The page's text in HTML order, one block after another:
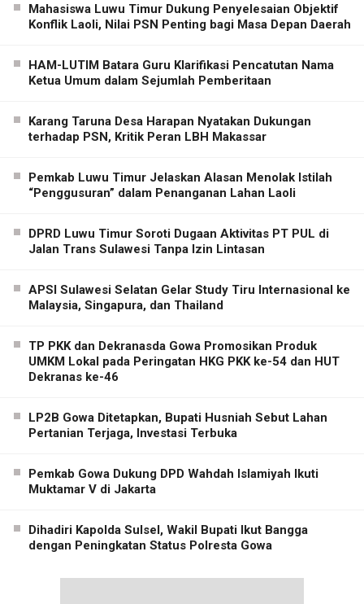
Mahasiswa Luwu Timur Dukung Penyelesaian Objektif
Konflik Laoli, Nilai PSN Penting bagi Masa Depan Daerah
HAM-LUTIM Batara Guru Klarifikasi Pencatutan Nama
Ketua Umum dalam Sejumlah Pemberitaan
Karang Taruna Desa Harapan Nyatakan Dukungan
terhadap PSN, Kritik Peran LBH Makassar
Pemkab Luwu Timur Jelaskan Alasan Menolak Istilah
“Penggusuran” dalam Penanganan Lahan Laoli
DPRD Luwu Timur Soroti Dugaan Aktivitas PT PUL di
Jalan Trans Sulawesi Tanpa Izin Lintasan
APSI Sulawesi Selatan Gelar Study Tiru Internasional ke
Malaysia, Singapura, dan Thailand
TP PKK dan Dekranasda Gowa Promosikan Produk
UMKM Lokal pada Peringatan HKG PKK ke-54 dan HUT
Dekranas ke-46
LP2B Gowa Ditetapkan, Bupati Husniah Sebut Lahan
Pertanian Terjaga, Investasi Terbuka
Pemkab Gowa Dukung DPD Wahdah Islamiyah Ikuti
Muktamar V di Jakarta
Dihadiri Kapolda Sulsel, Wakil Bupati Ikut Bangga
dengan Peningkatan Status Polresta Gowa